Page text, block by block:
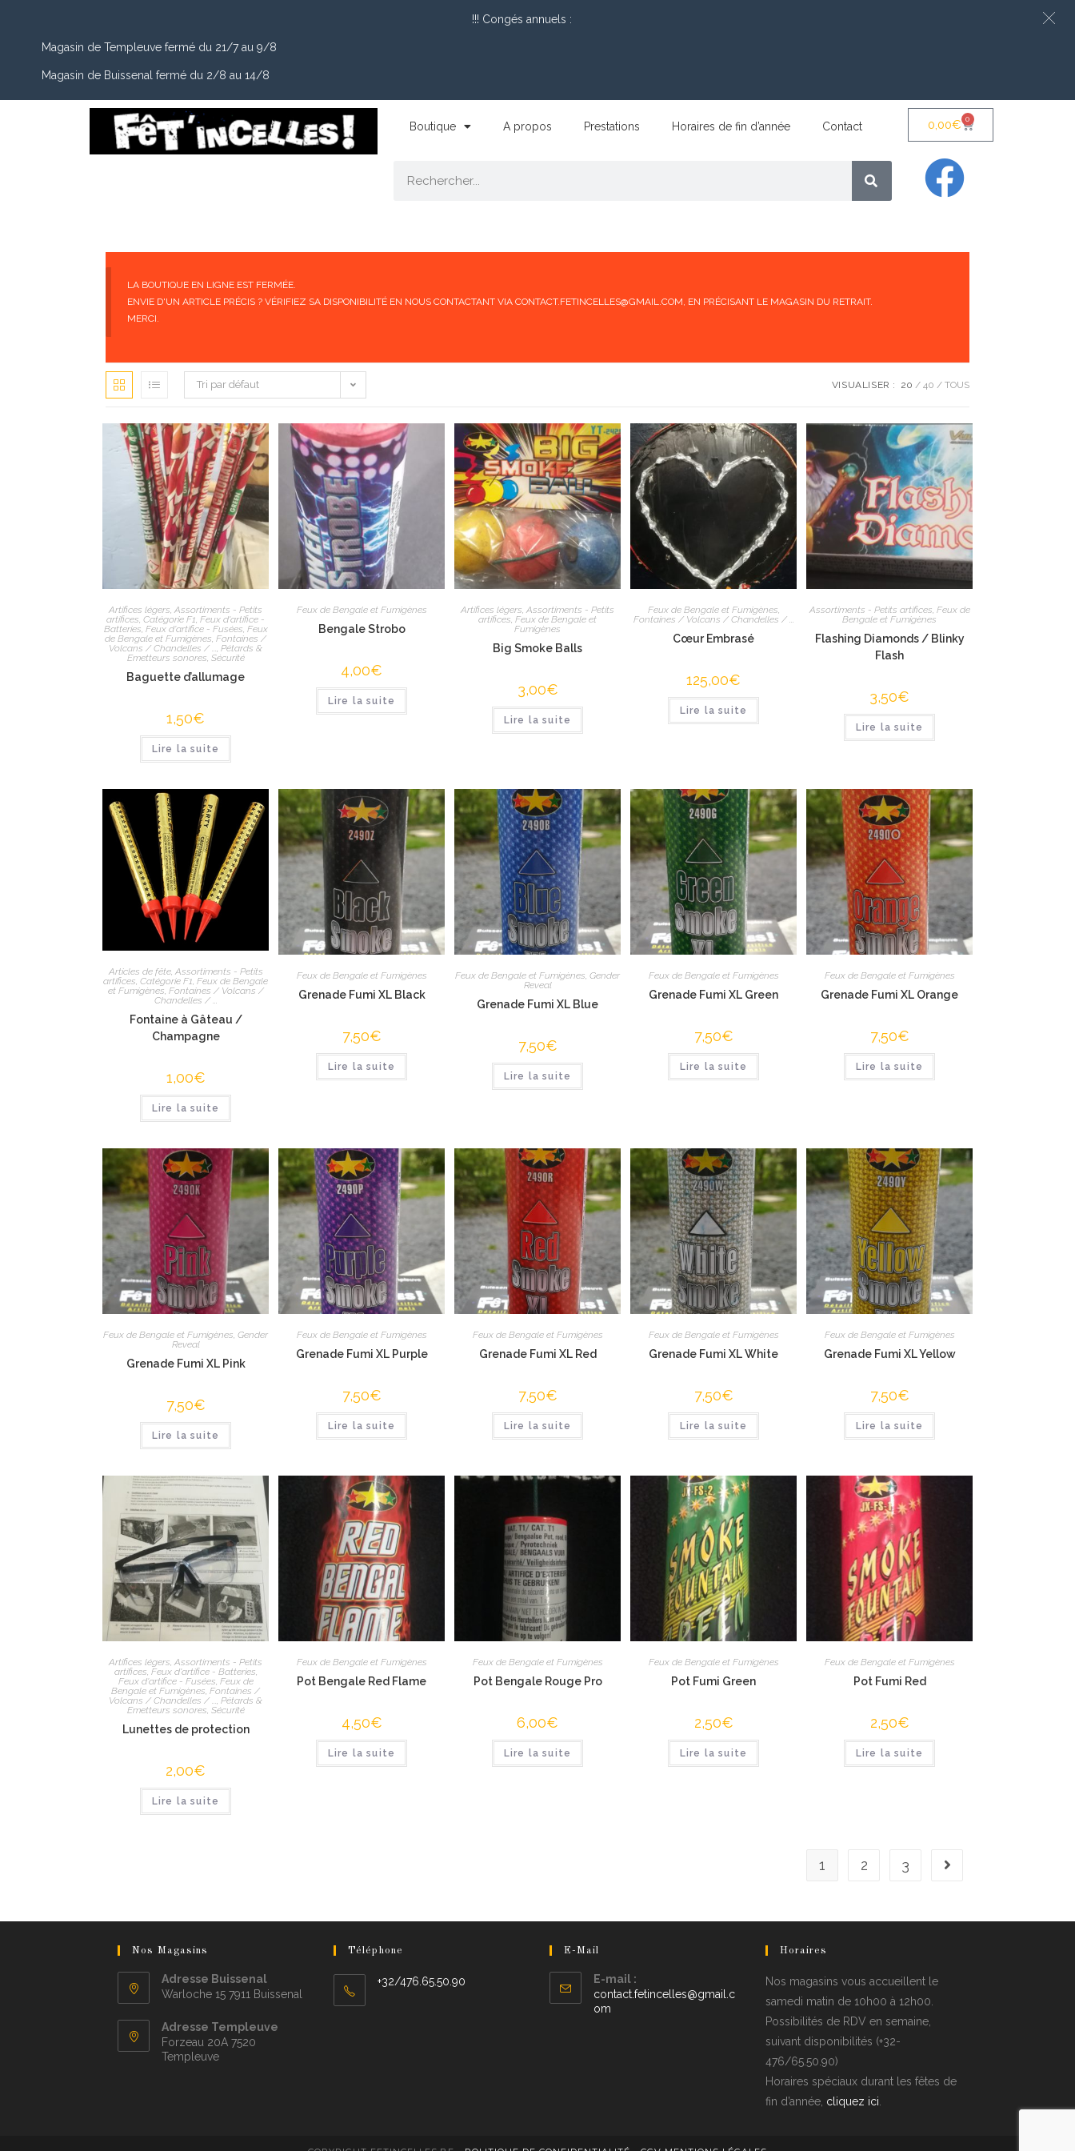
Boutique A propos Prestations Horaires de fin d’année Contact 0,00€ 0
LA BOUTIQUE EN LIGNE EST FERMÉE.
ENVIE D'UN ARTICLE PRÉCIS ? VÉRIFIEZ SA DISPONIBILITÉ EN NOUS CONTACTANT VIA CONTACT.FETINCELLES@GMAIL.COM, EN PRÉCISANT LE MAGASIN DU RETRAIT.
MERCI.
Tri par défaut VISUALISER : 20 40 TOUS
Artifices légers, Assortiments - Petits
artifices, Catégorie F1, Feux d'artifice -
Batteries, Feux d'artifice - Fusées, Feux
de Bengale et Fumigènes, Fontaines /
Volcans / Chandelles / ..., Pétards &
Emetteurs sonores, Sécurité
Baguette d’allumage
1,50€
Lire la suite
Feux de Bengale et Fumigènes
Bengale Strobo
4,00€
Lire la suite
Artifices légers, Assortiments - Petits
artifices, Feux de Bengale et
Fumigènes
Big Smoke Balls
3,00€
Lire la suite
Feux de Bengale et Fumigènes,
Fontaines / Volcans / Chandelles / ...
Cœur Embrasé
125,00€
Lire la suite
Assortiments - Petits artifices, Feux de
Bengale et Fumigènes
Flashing Diamonds / Blinky
Flash
3,50€
Lire la suite
Articles de fête, Assortiments - Petits
artifices, Catégorie F1, Feux de Bengale
et Fumigènes, Fontaines / Volcans /
Chandelles / ...
Fontaine à Gâteau /
Champagne
1,00€
Lire la suite
Feux de Bengale et Fumigènes
Grenade Fumi XL Black
7,50€
Lire la suite
Feux de Bengale et Fumigènes, Gender
Reveal
Grenade Fumi XL Blue
7,50€
Lire la suite
Feux de Bengale et Fumigènes
Grenade Fumi XL Green
7,50€
Lire la suite
Feux de Bengale et Fumigènes
Grenade Fumi XL Orange
7,50€
Lire la suite
Feux de Bengale et Fumigènes, Gender
Reveal
Grenade Fumi XL Pink
7,50€
Lire la suite
Feux de Bengale et Fumigènes
Grenade Fumi XL Purple
7,50€
Lire la suite
Feux de Bengale et Fumigènes
Grenade Fumi XL Red
7,50€
Lire la suite
Feux de Bengale et Fumigènes
Grenade Fumi XL White
7,50€
Lire la suite
Feux de Bengale et Fumigènes
Grenade Fumi XL Yellow
7,50€
Lire la suite
Artifices légers, Assortiments - Petits
artifices, Feux d'artifice - Batteries,
Feux d'artifice - Fusées, Feux de
Bengale et Fumigènes, Fontaines /
Volcans / Chandelles / ..., Pétards &
Emetteurs sonores, Sécurité
Lunettes de protection
2,00€
Lire la suite
Feux de Bengale et Fumigènes
Pot Bengale Red Flame
4,50€
Lire la suite
Feux de Bengale et Fumigènes
Pot Bengale Rouge Pro
6,00€
Lire la suite
Feux de Bengale et Fumigènes
Pot Fumi Green
2,50€
Lire la suite
Feux de Bengale et Fumigènes
Pot Fumi Red
2,50€
Lire la suite
1 2 3
Nos Magasins
Adresse Buissenal
Warloche 15 7911 Buissenal
Adresse Templeuve
Forzeau 20A 7520
Templeuve
Téléphone
+32/476.65.50.90
E-Mail
E-mail :
contact.fetincelles@gmail.c
om
Horaires
Nos magasins vous accueillent le
samedi matin de 10h00 à 12h00.
Possibilités de RDV en semaine,
suivant disponibilités (+32-
476/65.50.90)
Horaires spéciaux durant les fêtes de
fin d’année, cliquez ici
!!! Congés annuels :
Magasin de Templeuve fermé du 21/7 au 9/8
Magasin de Buissenal fermé du 2/8 au 14/8